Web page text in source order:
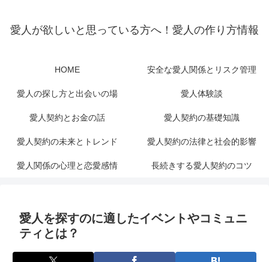
愛人が欲しいと思っている方へ！愛人の作り方情報
HOME 安全な愛人関係とリスク管理
愛人の探し方と出会いの場 愛人体験談
愛人契約とお金の話 愛人契約の基礎知識
愛人契約の未来とトレンド 愛人契約の法律と社会的影響
愛人関係の心理と恋愛感情 長続きする愛人契約のコツ
愛人を探すのに適したイベントやコミュニ
ティとは？